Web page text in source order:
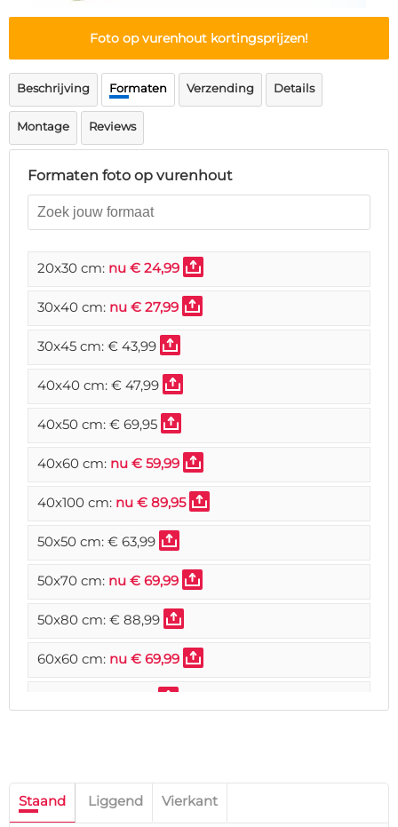
Over ons
WhatsApp
Foto op vurenhout kortingsprijzen!
Beschrijving Formaten Verzending Details
Montage Reviews
Formaten foto op vurenhout
20x30 cm: nu € 24,99
30x40 cm: nu € 27,99
30x45 cm: € 43,99
40x40 cm: € 47,99
40x50 cm: € 69,95
40x60 cm: nu € 59,99
40x100 cm: nu € 89,95
50x50 cm: € 63,99
50x70 cm: nu € 69,99
50x80 cm: € 88,99
60x60 cm: nu € 69,99
70x70 cm:
Staand Liggend Vierkant